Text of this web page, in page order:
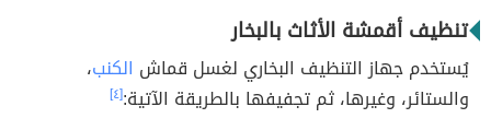
تنظيف أقمشة الأثاث بالبخار
يُستخدم جهاز التنظيف البخاري لغسل قماش الكنب،
والستائر، وغيرها، ثم تجفيفها بالطريقة الآتية:[٤]